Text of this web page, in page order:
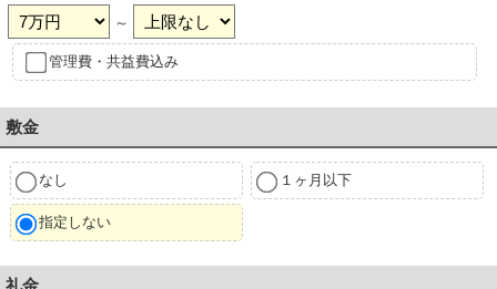
～
管理費・共益費込み
敷金
なし １ヶ月以下
指定しない